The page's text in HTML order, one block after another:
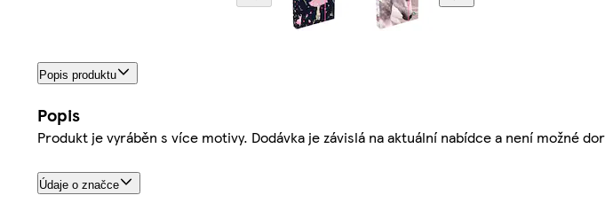
Popis produktu
Popis
Produkt je vyráběn s více motivy. Dodávka je závislá na aktuální nabídce a není možné
Údaje o značce